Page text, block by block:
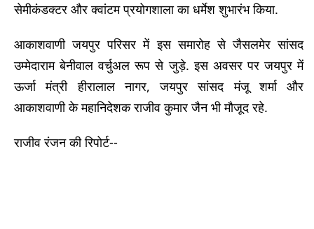
सेमीकंडक्टर और क्वांटम प्रयोगशाला का धर्मेश शुभारंभ किया.
आकाशवाणी जयपुर परिसर में इस समारोह से जैसलमेर सांसद
उम्मेदाराम बेनीवाल वर्चुअल रूप से जुड़े. इस अवसर पर जयपुर में
ऊर्जा मंत्री हीरालाल नागर, जयपुर सांसद मंजू शर्मा और
आकाशवाणी के महानिदेशक राजीव कुमार जैन भी मौजूद रहे.
राजीव रंजन की रिपोर्ट--